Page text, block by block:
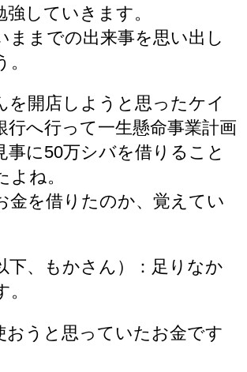
強していきます。
ままでの出来事を思い出し
を開店しようと思ったケイ
行へ行って一生懸命事業計画
事に50万シバを借りること
ね。
金を借りたのか、覚えてい
下、もかさん）：足りなか
おうと思っていたお金です